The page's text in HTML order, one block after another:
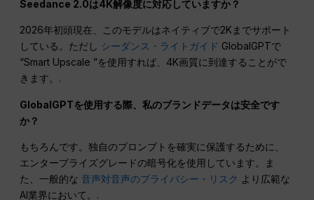
商用利用のためにSeedanceのウォーターマークを取り除く
ことはできますか？
はい、GlobalGPTのプロプランをご利用の場合、ウォーター
マークフリーのビデオを作成することができます。これを見
る
シーダンス2.0の例
をクリックして、公式ソーシャルメデ
ィア・チャンネル用の最終クオリティをご覧ください。.
Seedance 2.0は4K解像度に対応していますか？
2026年初頭現在、このモデルはネイティブで2Kまでサポート
している。ただしシーダンス・ライトガイド GlobalGPTで